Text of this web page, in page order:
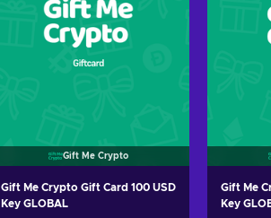
Gift Me Crypto
Gift Me Crypto Gift Card 100 USD
Key GLOBAL
Gift Me
Key